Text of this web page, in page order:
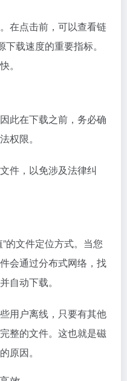
在点击前，可以查看链
载速度的重要指标。
。
此在下载之前，务必确
权限。
件，以免涉及法律纠
的文件定位方式。当您
会通过分布式网络，找
自动下载。
用户离线，只要有其他
整的文件。这也就是磁
原因。